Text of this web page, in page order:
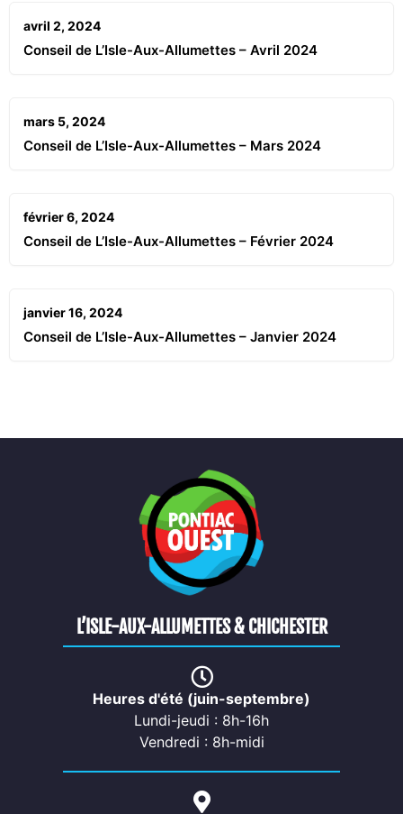
avril 2, 2024
Conseil de L’Isle-Aux-Allumettes – Avril 2024
mars 5, 2024
Conseil de L’Isle-Aux-Allumettes – Mars 2024
février 6, 2024
Conseil de L’Isle-Aux-Allumettes – Février 2024
janvier 16, 2024
Conseil de L’Isle-Aux-Allumettes – Janvier 2024
L’ISLE-AUX-ALLUMETTES & CHICHESTER
Heures d'été (juin-septembre)
Lundi-jeudi : 8h-16h
Vendredi : 8h-midi